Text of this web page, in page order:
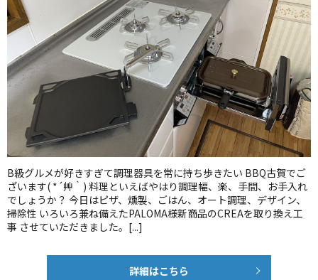
B級グルメが好きすぎて調理器具を常に持ち歩きたい BBQ古賀でご
ざいます( *´艸｀) 料理といえばやはり調理幅、楽、手間、お手入れ
でしょうか？ 今日はピザ、燻製、ごはん、オート調理、デザイン、
掃除性 いろいろ兼ね備えたPALOMA様新商品のCREAを取り換え工
事 させていただきました。[...]
詳細はこちら